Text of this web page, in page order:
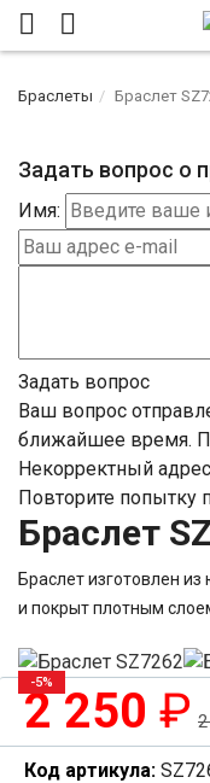
Браслеты Браслет
Задать вопрос о
Имя:
Задать вопрос
Ваш вопрос
ближайшее время.
Некорректный
Повторите попытку
Браслет
Браслет изготовлен
и покрыт плотным
-5%
2 250 ₽
Код артикула: